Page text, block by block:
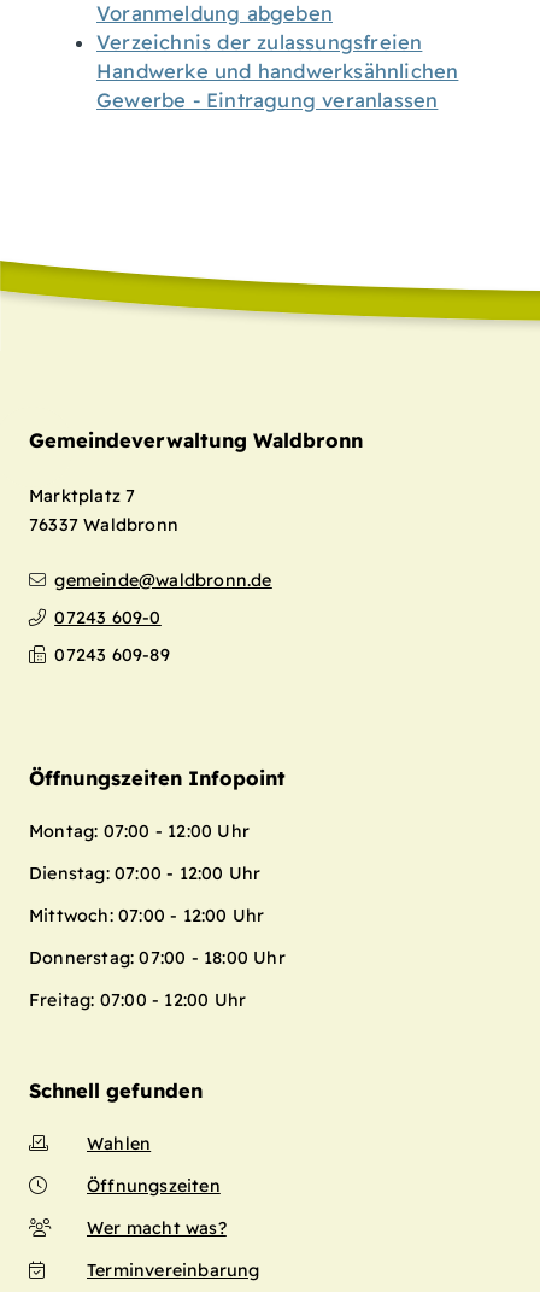
Voranmeldung abgeben
Verzeichnis der zulassungsfreien
Handwerke und handwerksähnlichen
Gewerbe - Eintragung veranlassen
Gemeindeverwaltung Waldbronn
Marktplatz 7
76337 Waldbronn
gemeinde@waldbronn.de
07243 609-0
07243 609-89
Öffnungszeiten Infopoint
Montag: 07:00 - 12:00 Uhr
Dienstag: 07:00 - 12:00 Uhr
Mittwoch: 07:00 - 12:00 Uhr
Donnerstag: 07:00 - 18:00 Uhr
Freitag: 07:00 - 12:00 Uhr
Schnell gefunden
Wahlen
Öffnungszeiten
Wer macht was?
Terminvereinbarung